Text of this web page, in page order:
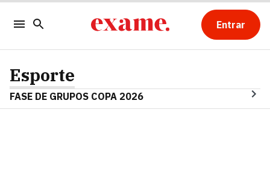
Entrar
Esporte
FASE DE GRUPOS COPA 2026